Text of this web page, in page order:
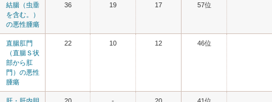
結腸（虫垂
を含む。）
の悪性腫瘍
36 19 17 57位
直腸肛門
（直腸Ｓ状
部から肛
門）の悪性
腫瘍
22 10 12 46位